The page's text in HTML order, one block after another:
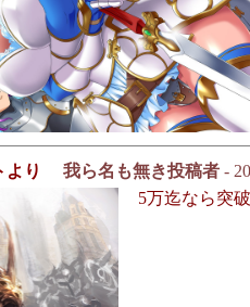
より 我ら名も無き投稿者 -
5万迄なら突